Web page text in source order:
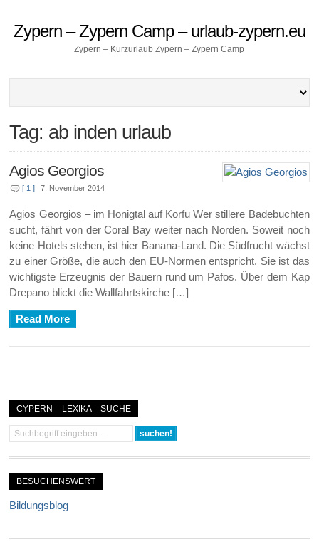
Zypern – Zypern Camp – urlaub-zypern.eu
Zypern – Kurzurlaub Zypern – Zypern Camp
Tag: ab inden urlaub
Agios Georgios
[ 1 ] 7. November 2014
Agios Georgios – im Honigtal auf Korfu Wer stillere Badebuchten
sucht, fährt von der Coral Bay weiter nach Norden. Soweit noch
keine Hotels stehen, ist hier Banana-Land. Die Südfrucht wächst
zu einer Größe, die auch den EU-Normen entspricht. Sie ist das
wichtigste Erzeugnis der Bauern rund um Pafos. Über dem Kap
Drepano blickt die Wallfahrtskirche […]
Read More
CYPERN – LEXIKA – SUCHE
BESUCHENSWERT
Bildungsblog